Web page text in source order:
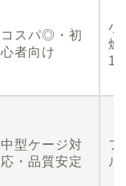
コスパ◎・初
心者向け
小
燥
1
中型ケージ対
応・品質安定
フ
ル